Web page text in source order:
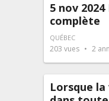
5 nov
complète
QUÉBEC
203 vues 2
Lorsque la